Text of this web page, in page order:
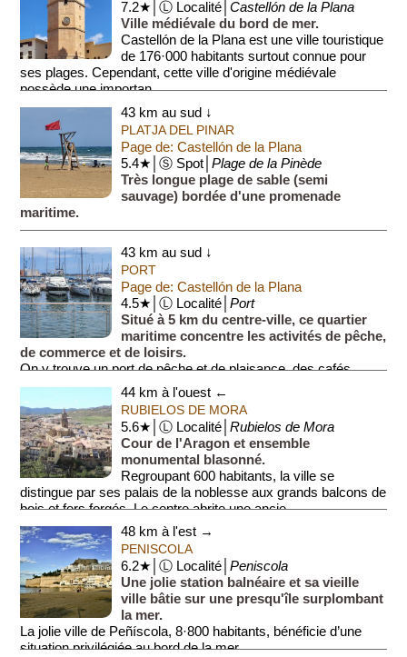
7.2★│Ⓛ Localité│Castellón de la Plana
Ville médiévale du bord de mer.
Castellón de la Plana est une ville touristique
de 176·000 habitants surtout connue pour
ses plages. Cependant, cette ville d'origine médiévale
possède une importan...
43 km au sud ↓
PLATJA DEL PINAR
Page de: Castellón de la Plana
5.4★│Ⓢ Spot│Plage de la Pinède
Très longue plage de sable (semi
sauvage) bordée d'une promenade
maritime.
43 km au sud ↓
PORT
Page de: Castellón de la Plana
4.5★│Ⓛ Localité│Port
Situé à 5 km du centre-ville, ce quartier
maritime concentre les activités de pêche,
de commerce et de loisirs.
On y trouve un port de pêche et de plaisance, des cafés
restaurants et un casino (...
44 km à l'ouest ←
RUBIELOS DE MORA
5.6★│Ⓛ Localité│Rubielos de Mora
Cour de l'Aragon et ensemble
monumental blasonné.
Regroupant 600 habitants, la ville se
distingue par ses palais de la noblesse aux grands balcons de
bois et fers forgés. Le centre abrite une ancie...
48 km à l'est →
PENISCOLA
6.2★│Ⓛ Localité│Peniscola
Une jolie station balnéaire et sa vieille
ville bâtie sur une presqu'île surplombant
la mer.
La jolie ville de Peñíscola, 8·800 habitants, bénéficie d’une
situation privilégiée au bord de la mer....